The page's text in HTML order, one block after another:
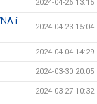
2024-04-26 13:15
i
2024-04-23 15:04
2024-04-04 14:29
2024-03-30 20:05
2024-03-27 10:32